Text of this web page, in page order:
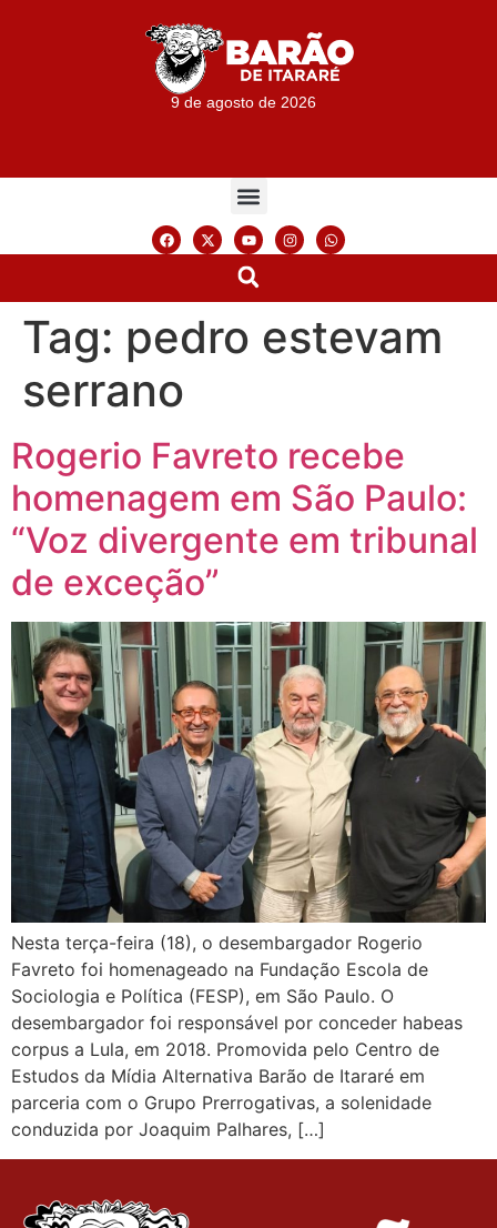
9 de agosto de 2026
Tag: pedro estevam
serrano
Rogerio Favreto recebe
homenagem em São Paulo:
“Voz divergente em tribunal
de exceção”
Nesta terça-feira (18), o desembargador Rogerio
Favreto foi homenageado na Fundação Escola de
Sociologia e Política (FESP), em São Paulo. O
desembargador foi responsável por conceder habeas
corpus a Lula, em 2018. Promovida pelo Centro de
Estudos da Mídia Alternativa Barão de Itararé em
parceria com o Grupo Prerrogativas, a solenidade
conduzida por Joaquim Palhares, […]